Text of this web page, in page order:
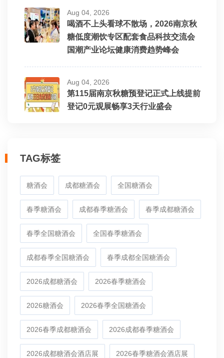
Aug 04, 2026
喝酒不上头看球不散场，2026南京秋
糖低度潮饮专区配套食品科技交流会
国潮产业论坛健康消费趋势峰会
Aug 04, 2026
第115届南京秋糖预登记正式上线提前
登记0元观展畅享3天行业盛会
TAG标签
糖酒会 成都糖酒会 全国糖酒会
春季糖酒会 成都春季糖酒会 春季成都糖酒会
春季全国糖酒会 全国春季糖酒会
成都春季全国糖酒会 春季成都全国糖酒会
2026成都糖酒会 2026春季糖酒会
2026糖酒会 2026春季全国糖酒会
2026春季成都糖酒会 2026成都春季糖酒会
2026成都糖酒会酒店展 2026春季糖酒会酒店展